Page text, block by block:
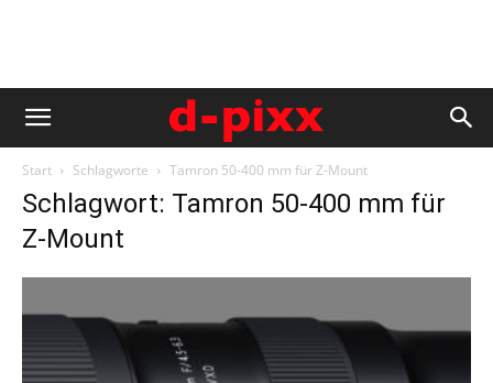
Start Schlagworte Tamron 50-400 mm für Z-Mount
Schlagwort: Tamron 50-400 mm für
Z-Mount